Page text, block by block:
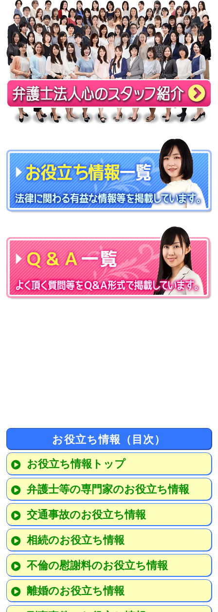
お役立ち情報（目次）
お役立ち情報トップ
弁護士等の専門家のお役立ち情報
交通事故のお役立ち情報
相続のお役立ち情報
不倫の慰謝料のお役立ち情報
離婚のお役立ち情報